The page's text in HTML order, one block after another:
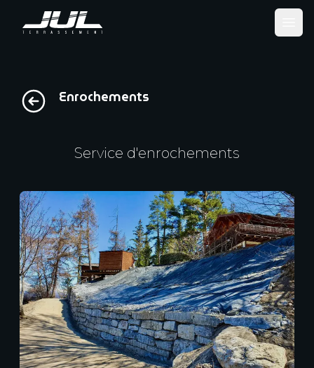
Enrochements
Service d'enrochements